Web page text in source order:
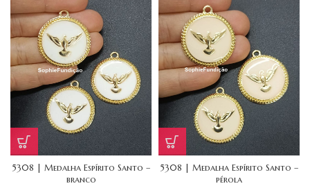
5308 | Medalha Espírito Santo –
branco
5308 | Medalha Espírito Santo –
pérola